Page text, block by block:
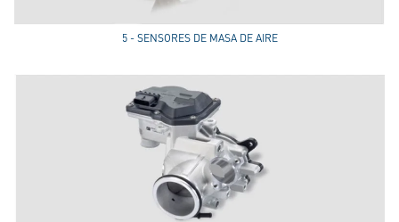
5 - SENSORES DE MASA DE AIRE